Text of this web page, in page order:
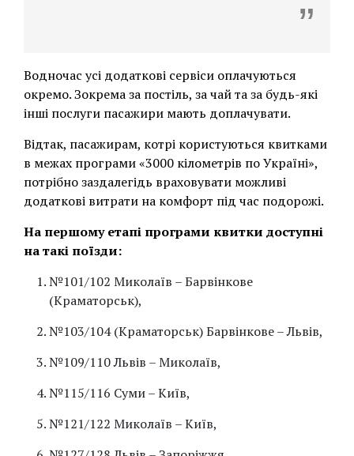
Водночас усі додаткові сервіси оплачуються
окремо. Зокрема за постіль, за чай та за будь-які
інші послуги пасажири мають доплачувати.
Відтак, пасажирам, котрі користуються квитками
в межах програми «3000 кілометрів по Україні»,
потрібно заздалегідь враховувати можливі
додаткові витрати на комфорт під час подорожі.
На першому етапі програми квитки доступні
на такі поїзди:
№101/102 Миколаїв – Барвінкове
(Краматорськ),
№103/104 (Краматорськ) Барвінкове – Львів,
№109/110 Львів – Миколаїв,
№115/116 Суми – Київ,
№121/122 Миколаїв – Київ,